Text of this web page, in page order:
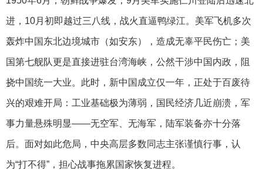
进，10月初即越过三八线，战火直逼鸭绿江。美军飞机多次
轰炸中国东北边境城市（如安东），造成无辜平民伤亡；美
国第七舰队更是直接进驻台湾海峡，公然干涉中国内政，阻
挠中国统一大业。此时，新中国成立仅一年，正处于百废待
兴的艰难开局：工业基础极为薄弱，国民经济几近崩溃，军
事力量悬殊明显——无空军、无海军，陆军装备亦十分落
后。面对如此危局，中央高层多数同志主张谨慎行事，认
为“打不得”，担心战事拖累国家恢复进程。